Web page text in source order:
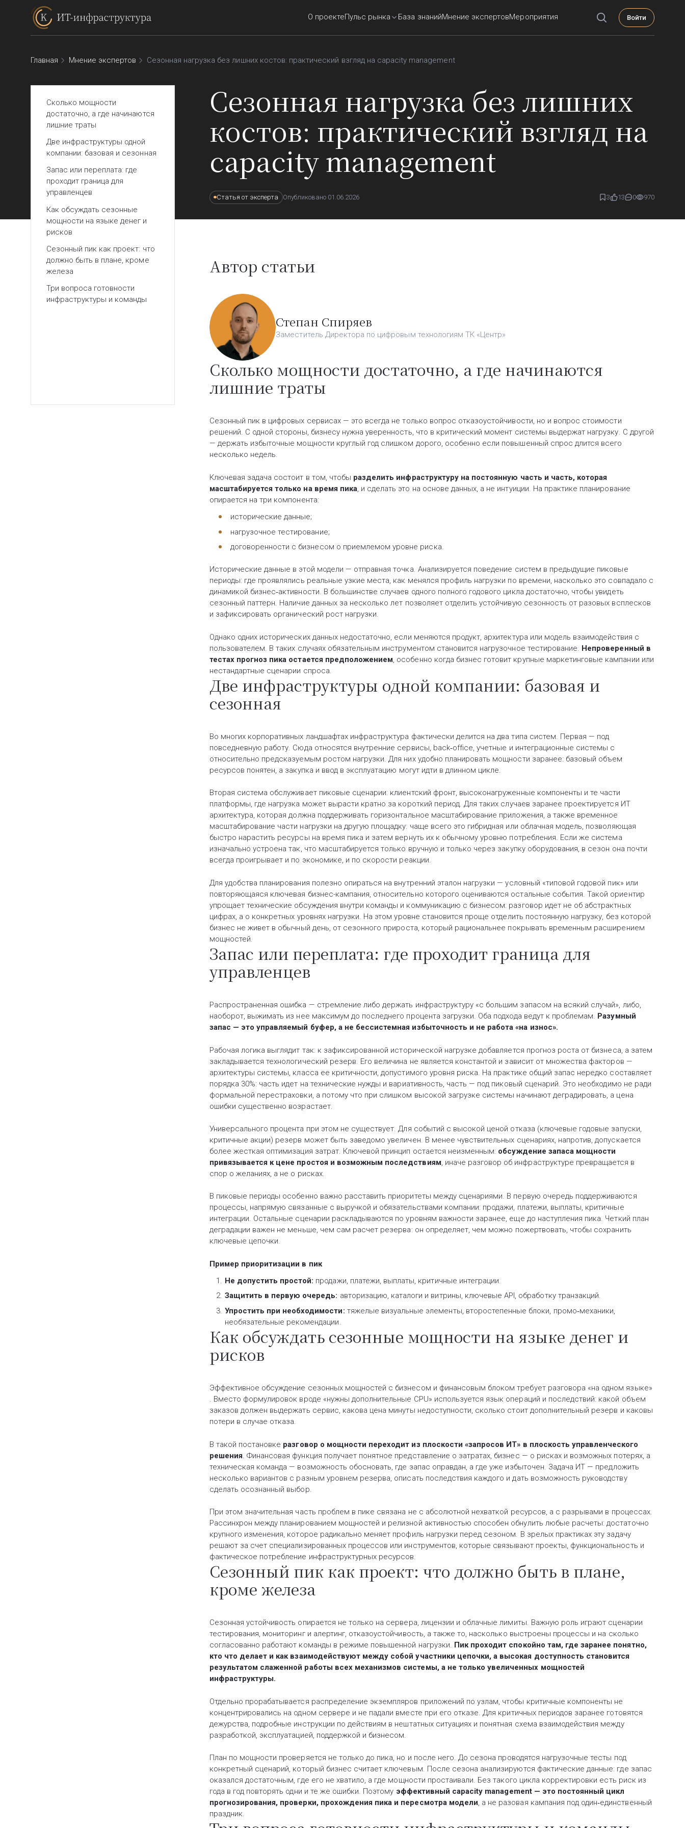
О проектеПульс рынка База знанийМнение экспертовМероприятия Войти
Главная Мнение экспертов Сезонная нагрузка без лишних костов: практический взгляд на capacity management
Сколько мощности
достаточно, а где начинаются
лишние траты
Две инфраструктуры одной
компании: базовая и сезонная
Запас или переплата: где
проходит граница для
управленцев
Как обсуждать сезонные
мощности на языке денег и
рисков
Сезонный пик как проект: что
должно быть в плане, кроме
железа
Три вопроса готовности
инфраструктуры и команды
Сезонная нагрузка без лишних
костов: практический взгляд на
capacity management
Статья от эксперта Опубликовано 01.06.2026 3 13 0 970
Автор статьи
Степан Спиряев
Заместитель Директора по цифровым технологиям ТК «Центр»
Сколько мощности достаточно, а где начинаются
лишние траты
Сезонный пик в цифровых сервисах — это всегда не только вопрос отказоустойчивости, но и вопрос стоимости
решений. С одной стороны, бизнесу нужна уверенность, что в критический момент системы выдержат нагрузку. С другой
— держать избыточные мощности круглый год слишком дорого, особенно если повышенный спрос длится всего
несколько недель.
Ключевая задача состоит в том, чтобы разделить инфраструктуру на постоянную часть и часть, которая
масштабируется только на время пика, и сделать это на основе данных, а не интуиции. На практике планирование
опирается на три компонента:
исторические данные;
нагрузочное тестирование;
договоренности с бизнесом о приемлемом уровне риска.
Исторические данные в этой модели — отправная точка. Анализируется поведение систем в предыдущие пиковые
периоды: где проявлялись реальные узкие места, как менялся профиль нагрузки по времени, насколько это совпадало с
динамикой бизнес‑активности. В большинстве случаев одного полного годового цикла достаточно, чтобы увидеть
сезонный паттерн. Наличие данных за несколько лет позволяет отделить устойчивую сезонность от разовых всплесков
и зафиксировать органический рост нагрузки.
Однако одних исторических данных недостаточно, если меняются продукт, архитектура или модель взаимодействия с
пользователем. В таких случаях обязательным инструментом становится нагрузочное тестирование. Непроверенный в
тестах прогноз пика остается предположением, особенно когда бизнес готовит крупные маркетинговые кампании или
нестандартные сценарии спроса.
Две инфраструктуры одной компании: базовая и
сезонная
Во многих корпоративных ландшафтах инфраструктура фактически делится на два типа систем. Первая — под
повседневную работу. Сюда относятся внутренние сервисы, back‑office, учетные и интеграционные системы с
относительно предсказуемым ростом нагрузки. Для них удобно планировать мощности заранее: базовый объем
ресурсов понятен, а закупка и ввод в эксплуатацию могут идти в длинном цикле.
Вторая система обслуживает пиковые сценарии: клиентский фронт, высоконагруженные компоненты и те части
платформы, где нагрузка может вырасти кратно за короткий период. Для таких случаев заранее проектируется ИТ
архитектура, которая должна поддерживать горизонтальное масштабирование приложения, а также временное
масштабирование части нагрузки на другую площадку: чаще всего это гибридная или облачная модель, позволяющая
быстро нарастить ресурсы на время пика и затем вернуть их к обычному уровню потребления. Если же система
изначально устроена так, что масштабируется только вручную и только через закупку оборудования, в сезон она почти
всегда проигрывает и по экономике, и по скорости реакции.
Для удобства планирования полезно опираться на внутренний эталон нагрузки — условный «типовой годовой пик» или
повторяющаяся ключевая бизнес-кампания, относительно которого оцениваются остальные события. Такой ориентир
упрощает технические обсуждения внутри команды и коммуникацию с бизнесом: разговор идет не об абстрактных
цифрах, а о конкретных уровнях нагрузки. На этом уровне становится проще отделить постоянную нагрузку, без которой
бизнес не живет в обычный день, от сезонного прироста, который рациональнее покрывать временным расширением
мощностей.
Запас или переплата: где проходит граница для
управленцев
Распространенная ошибка — стремление либо держать инфраструктуру «с большим запасом на всякий случай», либо,
наоборот, выжимать из нее максимум до последнего процента загрузки. Оба подхода ведут к проблемам. Разумный
запас — это управляемый буфер, а не бессистемная избыточность и не работа «на износ».
Рабочая логика выглядит так: к зафиксированной исторической нагрузке добавляется прогноз роста от бизнеса, а затем
закладывается технологический резерв. Его величина не является константой и зависит от множества факторов —
архитектуры системы, класса ее критичности, допустимого уровня риска. На практике общий запас нередко составляет
порядка 30%: часть идет на технические нужды и вариативность, часть — под пиковый сценарий. Это необходимо не ради
формальной перестраховки, а потому что при слишком высокой загрузке системы начинают деградировать, а цена
ошибки существенно возрастает.
Универсального процента при этом не существует. Для событий с высокой ценой отказа (ключевые годовые запуски,
критичные акции) резерв может быть заведомо увеличен. В менее чувствительных сценариях, напротив, допускается
более жесткая оптимизация затрат. Ключевой принцип остается неизменным: обсуждение запаса мощности
привязывается к цене простоя и возможным последствиям, иначе разговор об инфраструктуре превращается в
спор о желаниях, а не о рисках.
В пиковые периоды особенно важно расставить приоритеты между сценариями. В первую очередь поддерживаются
процессы, напрямую связанные с выручкой и обязательствами компании: продажи, платежи, выплаты, критичные
интеграции. Остальные сценарии раскладываются по уровням важности заранее, еще до наступления пика. Четкий план
деградации важен не меньше, чем сам расчет резерва: он определяет, чем можно пожертвовать, чтобы сохранить
ключевые цепочки.
Пример приоритизации в пик
Не допустить простой: продажи, платежи, выплаты, критичные интеграции.
Защитить в первую очередь: авторизацию, каталоги и витрины, ключевые API, обработку транзакций.
Упростить при необходимости: тяжелые визуальные элементы, второстепенные блоки, промо‑механики,
необязательные рекомендации.
Как обсуждать сезонные мощности на языке денег и
рисков
Эффективное обсуждение сезонных мощностей с бизнесом и финансовым блоком требует разговора «на одном языке»
. Вместо формулировок вроде «нужны дополнительные CPU» используется язык операций и последствий: какой объем
заказов должен выдержать сервис, какова цена минуты недоступности, сколько стоит дополнительный резерв и каковы
потери в случае отказа.
В такой постановке разговор о мощности переходит из плоскости «запросов ИТ» в плоскость управленческого
решения . Финансовая функция получает понятное представление о затратах, бизнес — о рисках и возможных потерях, а
техническая команда — возможность обосновать, где запас оправдан, а где уже избыточен. Задача ИТ — предложить
несколько вариантов с разным уровнем резерва, описать последствия каждого и дать возможность руководству
сделать осознанный выбор.
При этом значительная часть проблем в пике связана не с абсолютной нехваткой ресурсов, а с разрывами в процессах.
Рассинхрон между планированием мощностей и релизной активностью способен обнулить любые расчеты: достаточно
крупного изменения, которое радикально меняет профиль нагрузки перед сезоном. В зрелых практиках эту задачу
решают за счет специализированных процессов или инструментов, которые связывают проекты, функциональность и
фактическое потребление инфраструктурных ресурсов.
Сезонный пик как проект: что должно быть в плане,
кроме железа
Сезонная устойчивость опирается не только на сервера, лицензии и облачные лимиты. Важную роль играют сценарии
тестирования, мониторинг и алертинг, отказоустойчивость, а также то, насколько выстроены процессы и на сколько
согласованно работают команды в режиме повышенной нагрузки. Пик проходит спокойно там, где заранее понятно,
кто что делает и как взаимодействуют между собой участники цепочки, а высокая доступность становится
результатом слаженной работы всех механизмов системы, а не только увеличенных мощностей
инфраструктуры.
Отдельно прорабатывается распределение экземпляров приложений по узлам, чтобы критичные компоненты не
концентрировались на одном сервере и не падали вместе при его отказе. Для критичных периодов заранее готовятся
дежурства, подробные инструкции по действиям в нештатных ситуациях и понятная схема взаимодействия между
разработкой, эксплуатацией, поддержкой и бизнесом.
План по мощности проверяется не только до пика, но и после него. До сезона проводятся нагрузочные тесты под
конкретный сценарий, который бизнес считает ключевым. После сезона анализируются фактические данные: где запас
оказался достаточным, где его не хватило, а где мощности простаивали. Без такого цикла корректировки есть риск из
года в год повторять одни и те же ошибки. Поэтому эффективный capacity management — это постоянный цикл
прогнозирования, проверки, прохождения пика и пересмотра модели, а не разовая кампания под один‑единственный
праздник.